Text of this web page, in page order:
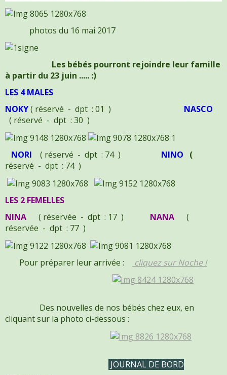
photos du 16 mai 2017
Les bébés pourront rejoindre leur famille
à partir du 23 juin ..... :)
LES 4 MALES
NOKY( réservé - dpt : 01 ) NASCO
( réservé - dpt : 30 )
NORI ( réservé - dpt : 74 ) NINO (
réservé - dpt : 74 )
LES 2 FEMELLES
NINA ( réservée - dpt : 17 ) NANA (
réservée - dpt : 77 )
Pour préparer leur arrivée : cliquez sur Noche !
Des nouvelles de nos bébés chez eux, en
cliquant sur la photo ci-dessous :
JOURNAL DE BORD